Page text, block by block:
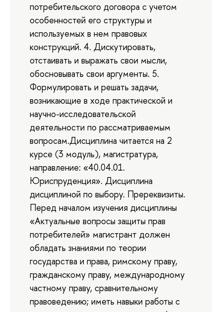
потребительского договора с учетом
особенностей его структуры и
используемых в нем правовых
конструкций. 4. Дискутировать,
отстаивать и выражать свои мысли,
обосновывать свои аргументы. 5.
Формулировать и решать задачи,
возникающие в ходе практической и
научно-исследовательской
деятельности по рассматриваемым
вопросам.Дисциплина читается на 2
курсе (3 модуль), магистратура,
направление: «40.04.01.
Юриспруденция». Дисциплина
дисциплиной по выбору. Пререквизиты.
Перед началом изучения дисциплины
«Актуальные вопросы защиты прав
потребителей» магистрант должен
обладать знаниями по теории
государства и права, римскому праву,
гражданскому праву, международному
частному праву, сравнительному
правоведению; иметь навыки работы с